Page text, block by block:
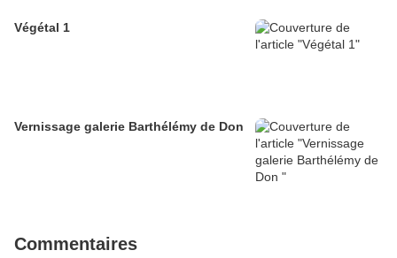
Végétal 1
Vernissage galerie Barthélémy de Don
Commentaires